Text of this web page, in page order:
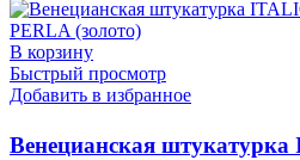
В корзину
Быстрый просмотр
Добавить в избранное
Венецианская